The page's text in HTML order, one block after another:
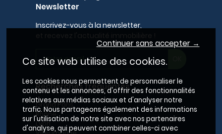
Newsletter
Inscrivez-vous à la newsletter,
Recherches fréquentes
Grand Paris
Rhône
Lyon
Continuer sans accepter →
Ce site web utilise des cookies.
Les cookies nous permettent de personnaliser le
contenu et les annonces, d'offrir des fonctionnalités
relatives aux médias sociaux et d'analyser notre
trafic. Nous partageons également des informations
sur l'utilisation de notre site avec nos partenaires
d'analyse, qui peuvent combiner celles-ci avec